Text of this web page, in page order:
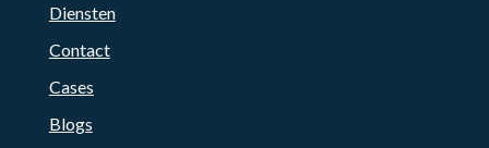
Diensten
Contact
Cases
Blogs